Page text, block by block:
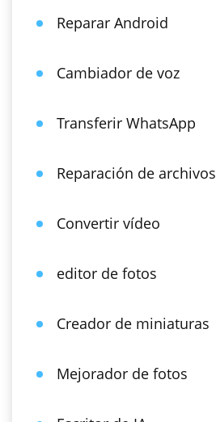
Reparar Android
Cambiador de voz
Transferir WhatsApp
Reparación de archivos
Convertir vídeo
editor de fotos
Creador de miniaturas
Mejorador de fotos